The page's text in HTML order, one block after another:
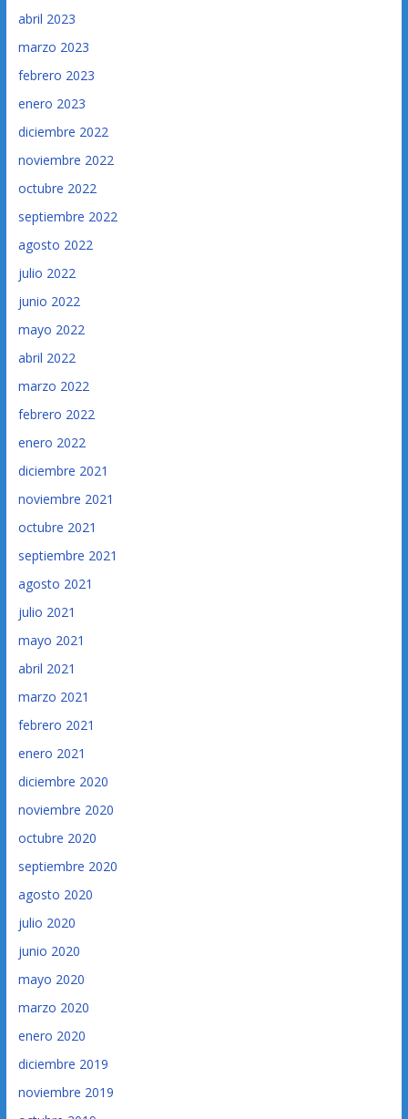
abril 2023
marzo 2023
febrero 2023
enero 2023
diciembre 2022
noviembre 2022
octubre 2022
septiembre 2022
agosto 2022
julio 2022
junio 2022
mayo 2022
abril 2022
marzo 2022
febrero 2022
enero 2022
diciembre 2021
noviembre 2021
octubre 2021
septiembre 2021
agosto 2021
julio 2021
mayo 2021
abril 2021
marzo 2021
febrero 2021
enero 2021
diciembre 2020
noviembre 2020
octubre 2020
septiembre 2020
agosto 2020
julio 2020
junio 2020
mayo 2020
marzo 2020
enero 2020
diciembre 2019
noviembre 2019